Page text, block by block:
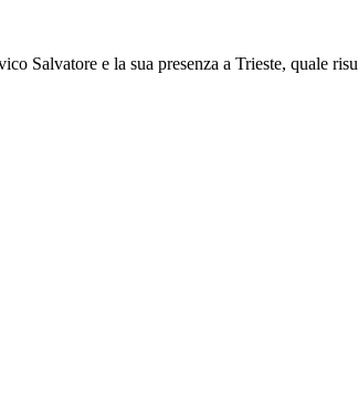
Salvatore e la sua presenza a Trieste, quale